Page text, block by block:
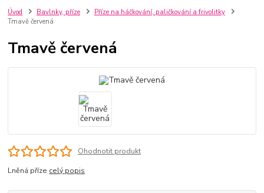
Úvod Bavlnky, příze
Příze na háčkování, paličkování a frivolitky
Tmavě červená
Tmavě červená
Ohodnotit produkt
Lněná příze celý popis